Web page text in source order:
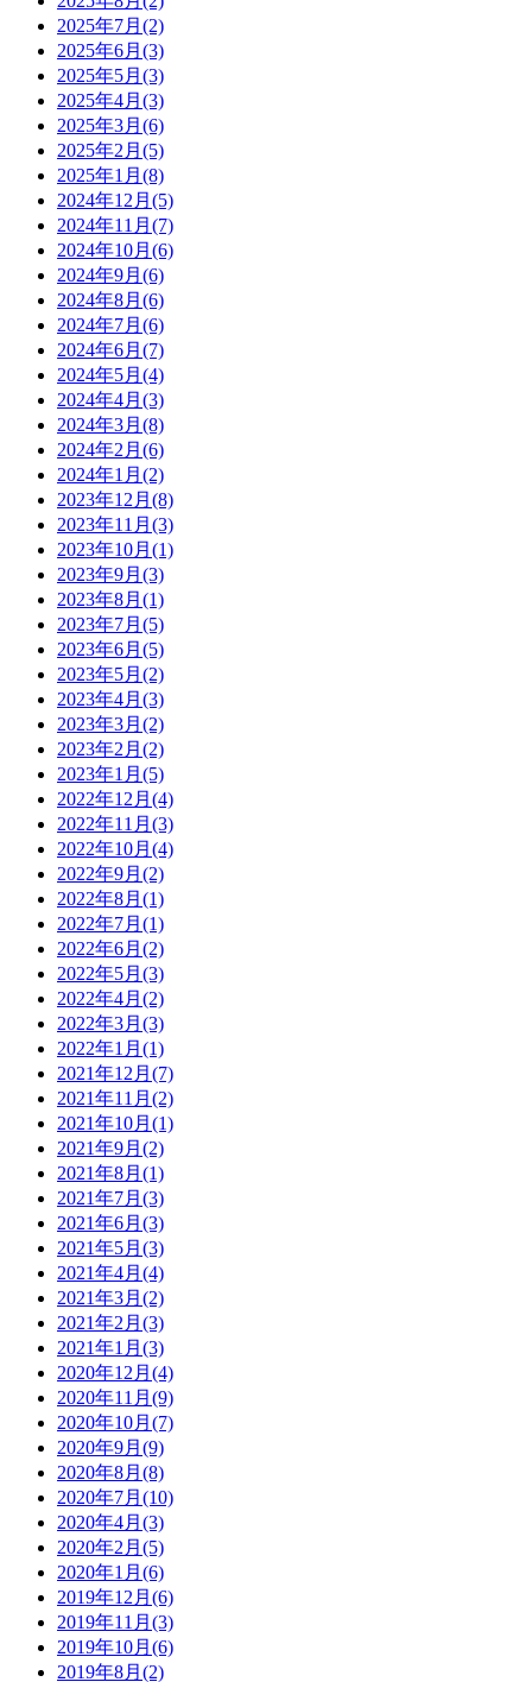
2025年7月(2)
2025年6月(3)
2025年5月(3)
2025年4月(3)
2025年3月(6)
2025年2月(5)
2025年1月(8)
2024年12月(5)
2024年11月(7)
2024年10月(6)
2024年9月(6)
2024年8月(6)
2024年7月(6)
2024年6月(7)
2024年5月(4)
2024年4月(3)
2024年3月(8)
2024年2月(6)
2024年1月(2)
2023年12月(8)
2023年11月(3)
2023年10月(1)
2023年9月(3)
2023年8月(1)
2023年7月(5)
2023年6月(5)
2023年5月(2)
2023年4月(3)
2023年3月(2)
2023年2月(2)
2023年1月(5)
2022年12月(4)
2022年11月(3)
2022年10月(4)
2022年9月(2)
2022年8月(1)
2022年7月(1)
2022年6月(2)
2022年5月(3)
2022年4月(2)
2022年3月(3)
2022年1月(1)
2021年12月(7)
2021年11月(2)
2021年10月(1)
2021年9月(2)
2021年8月(1)
2021年7月(3)
2021年6月(3)
2021年5月(3)
2021年4月(4)
2021年3月(2)
2021年2月(3)
2021年1月(3)
2020年12月(4)
2020年11月(9)
2020年10月(7)
2020年9月(9)
2020年8月(8)
2020年7月(10)
2020年4月(3)
2020年2月(5)
2020年1月(6)
2019年12月(6)
2019年11月(3)
2019年10月(6)
2019年8月(2)